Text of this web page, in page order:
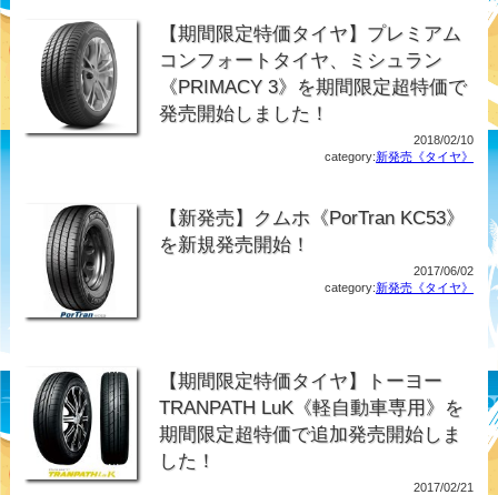
【期間限定特価タイヤ】プレミアム
コンフォートタイヤ、ミシュラン
《PRIMACY 3》を期間限定超特価で
発売開始しました！
2018/02/10
category:新発売《タイヤ》
【新発売】クムホ《PorTran KC53》
を新規発売開始！
2017/06/02
category:新発売《タイヤ》
【期間限定特価タイヤ】トーヨー
TRANPATH LuK《軽自動車専用》を
期間限定超特価で追加発売開始しま
した！
2017/02/21